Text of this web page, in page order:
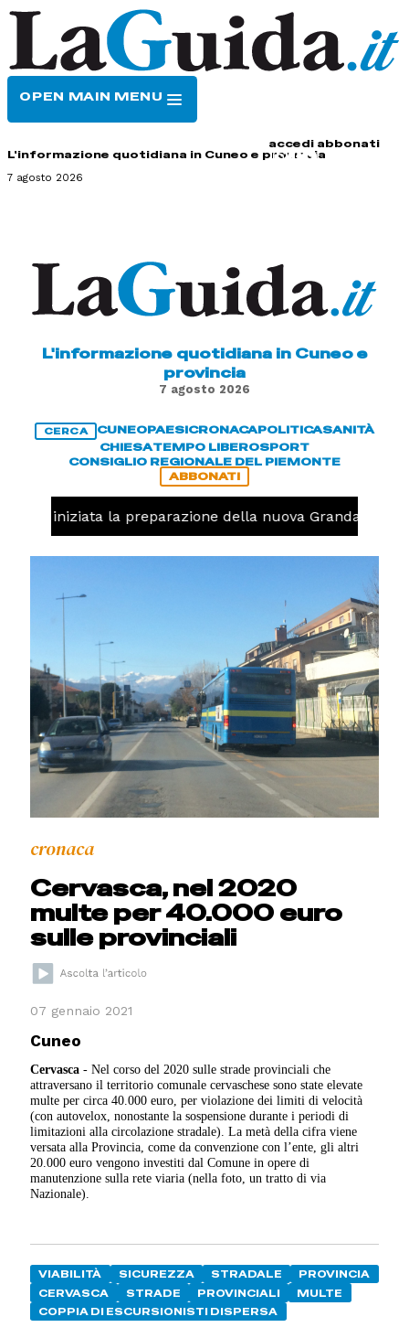
OPEN MAIN MENU
accedi abbonati
L'informazione quotidiana in Cuneo e provincia
7 agosto 2026
L'informazione quotidiana in Cuneo e
provincia
7 agosto 2026
CERCA CUNEOPAESICRONACAPOLITICASANITÀ
CHIESATEMPO LIBEROSPORT
CONSIGLIO REGIONALE DEL PIEMONTE
ABBONATI
iniziata la preparazione della nuova Granda Volley
cronaca
Cervasca, nel 2020
multe per 40.000 euro
sulle provinciali
07 gennaio 2021
Cuneo
Cervasca - Nel corso del 2020 sulle strade provinciali che
attraversano il territorio comunale cervaschese sono state elevate
multe per circa 40.000 euro, per violazione dei limiti di velocità
(con autovelox, nonostante la sospensione durante i periodi di
limitazioni alla circolazione stradale). La metà della cifra viene
versata alla Provincia, come da convenzione con l’ente, gli altri
20.000 euro vengono investiti dal Comune in opere di
manutenzione sulla rete viaria (nella foto, un tratto di via
Nazionale).
VIABILITÀ SICUREZZA STRADALE
PROVINCIA
CERVASCA
STRADE PROVINCIALI
MULTE
COPPIA DI ESCURSIONISTI DISPERSA